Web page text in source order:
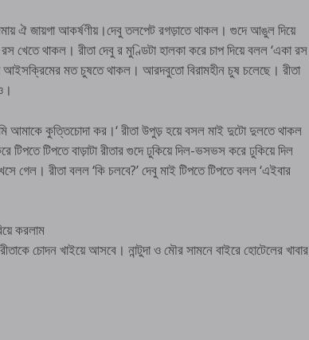
ঐ জায়গা আকর্ষণীয়।দেবু তলপেট রগড়াতে থাকল। গুদে আঙুল দিয়ে
খেতে থাকল। রীতা দেবু র মুণ্ডিটা হালকা করে চাপ দিয়ে বলল ‘একা রস
আইসক্রিমের মত চুষতে থাকল। আরদবুতো বিরামহীন চুষ চলেছে। রীতা
আমাকে কুত্তিচোদা কর।‘ রীতা উপুড় হয়ে বসল মাই দুটো দুলতে থাকল
টিপতে বাড়াটা রীতার গুদে ঢুকিয়ে দিল-ভসভস করে ঢুকিয়ে দিল
গেল। রীতা বলল ‘কি চলবে?’ দেবু মাই টিপতে টিপতে বলল ‘এইবার
করলাম
চোদন খাইয়ে আসবে। নান্টুদা ও মৌর সামনে বাইরে হোটেলের খাবার